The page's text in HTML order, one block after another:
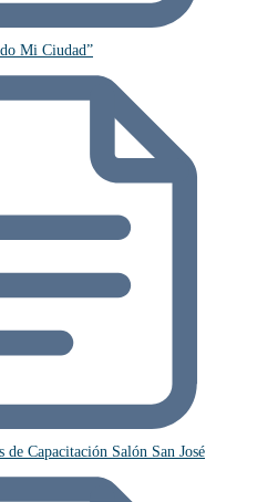
Mi Ciudad”
de Capacitación Salón San José